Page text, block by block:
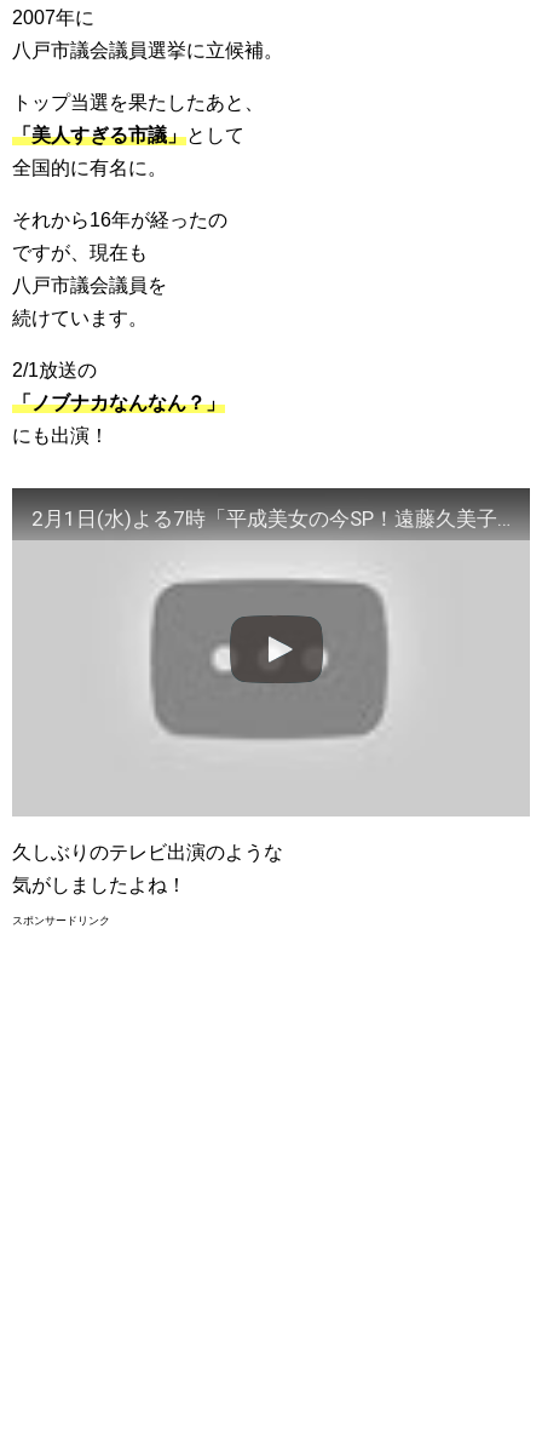
2007年に
八戸市議会議員選挙に立候補。
トップ当選を果たしたあと、
「美人すぎる市議」として
全国的に有名に。
それから16年が経ったの
ですが、現在も
八戸市議会議員を
続けています。
2/1放送の
「ノブナカなんなん？」
にも出演！
2月1日(水)よる7時「平成美女の今SP！遠藤久美子VS茂森あゆみVS中山エミリVS美人すぎる市議・藤川優里に初密着！」
久しぶりのテレビ出演のような
気がしましたよね！
スポンサードリンク